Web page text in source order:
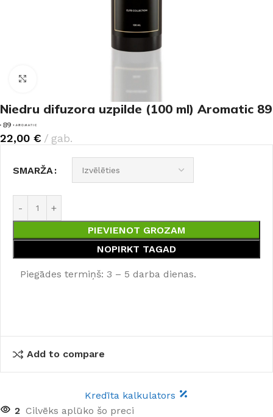
Noklikšķiniet, lai palielinātu
Niedru difuzora uzpilde (100 ml) Aromatic 89
22,00 € gab.
SMARŽA
PIEVIENOT GROZAM
NOPIRKT TAGAD
Piegādes termiņš: 3 – 5 darba dienas.
Add to compare
Kredīta kalkulators
2 Cilvēks aplūko šo preci